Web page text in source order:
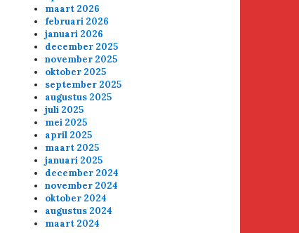
maart 2026
februari 2026
januari 2026
december 2025
november 2025
oktober 2025
september 2025
augustus 2025
juli 2025
mei 2025
april 2025
maart 2025
januari 2025
december 2024
november 2024
oktober 2024
augustus 2024
maart 2024